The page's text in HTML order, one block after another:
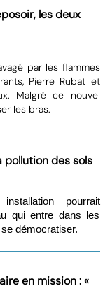
les deux
par les flammes
Pierre Rubat et
Malgré ce nouvel
les bras.
pollution des sols
pourrait
qui entre dans les
démocratiser.
en mission : «